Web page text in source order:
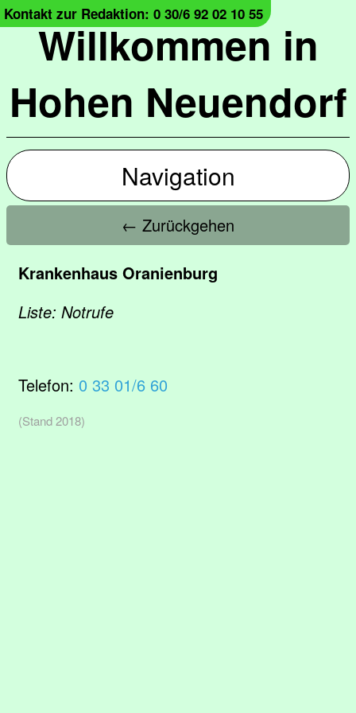
Willkommen in
Hohen Neuendorf
Kontakt zur Redaktion: 0 30/6 92 02 10 55
Navigation
← Zurückgehen
Krankenhaus Oranienburg
Liste: Notrufe
Telefon: 0 33 01/6 60
(Stand 2018)